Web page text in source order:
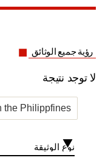
رؤية جميع الوثائق
لا توجد نتيجة